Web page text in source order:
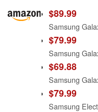
$89.99
$79.99
$69.88
$79.99